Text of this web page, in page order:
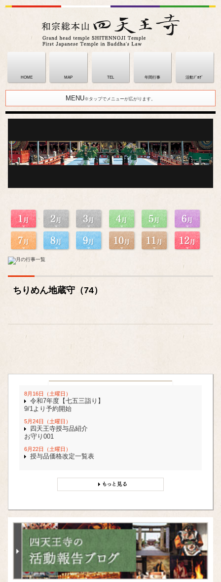
HOME MAP TEL 年間行事 活動ﾌﾞﾛｸﾞ
MENU※タップでメニューが広がります。
ちりめん地蔵守（74）
8月16日（土曜日）
令和7年度【七五三詣り】
9/1より予約開始
5月24日（土曜日）
四天王寺授与品紹介
お守り001
6月22日（土曜日）
授与品価格改定一覧表